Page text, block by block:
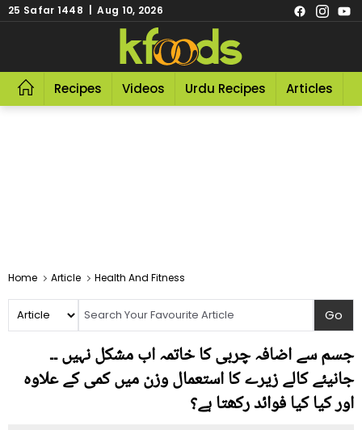
25 Safar 1448 | Aug 10, 2026
Recipes Videos Urdu Recipes Articles
Home Article Health And Fitness
جسم سے اضافہ چربی کا خاتمہ اب مشکل نہیں ۔۔
جانیئے کالے زیرے کا استعمال وزن میں کمی کے علاوہ
اور کیا کیا فوائد رکھتا ہے؟